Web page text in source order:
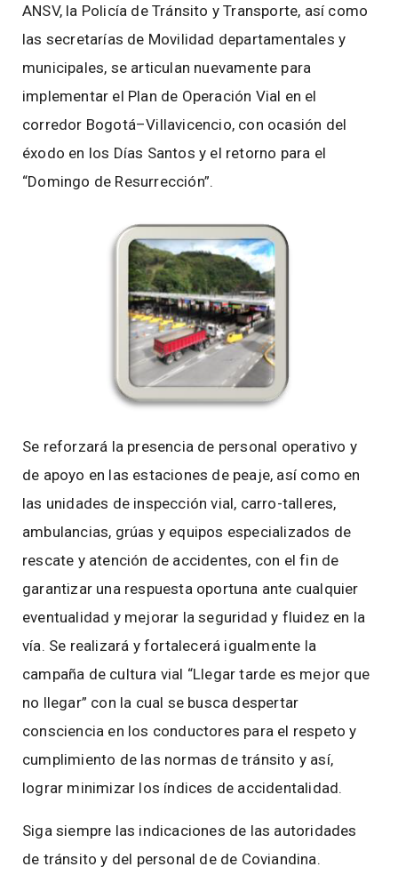
ANSV, la Policía de Tránsito y Transporte, así como
las secretarías de Movilidad departamentales y
municipales, se articulan nuevamente para
implementar el Plan de Operación Vial en el
corredor Bogotá–Villavicencio, con ocasión del
éxodo en los Días Santos y el retorno para el
“Domingo de Resurrección”.
Se reforzará la presencia de personal operativo y
de apoyo en las estaciones de peaje, así como en
las unidades de inspección vial, carro-talleres,
ambulancias, grúas y equipos especializados de
rescate y atención de accidentes, con el fin de
garantizar una respuesta oportuna ante cualquier
eventualidad y mejorar la seguridad y fluidez en la
vía. Se realizará y fortalecerá igualmente la
campaña de cultura vial “Llegar tarde es mejor que
no llegar” con la cual se busca despertar
consciencia en los conductores para el respeto y
cumplimiento de las normas de tránsito y así,
lograr minimizar los índices de accidentalidad.
Siga siempre las indicaciones de las autoridades
de tránsito y del personal de de Coviandina.